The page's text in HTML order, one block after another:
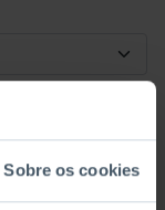
Sobre os cookies